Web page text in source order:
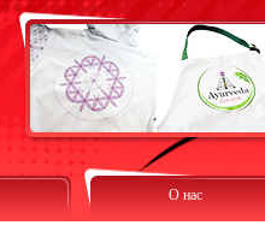
О нас